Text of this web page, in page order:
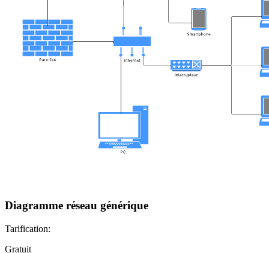
Diagramme réseau générique
Tarification:
Gratuit